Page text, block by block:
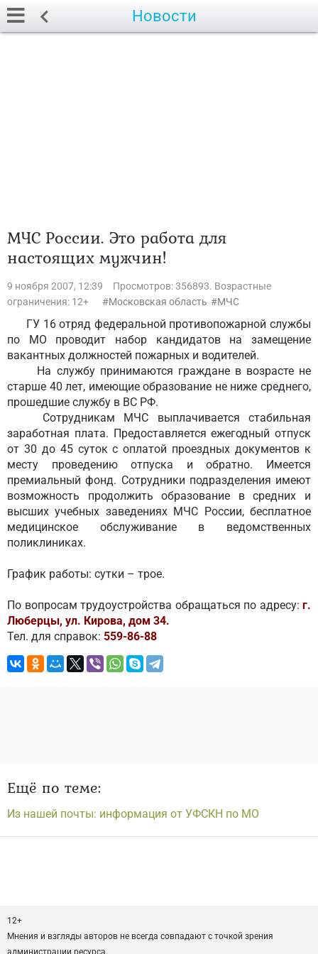
Новости
МЧС России. Это работа для
настоящих мужчин!
9 ноября 2007, 12:39
Просмотров: 356893. Возрастные
ограничения: 12+
Московская область МЧС
ГУ 16 отряд федеральной противопожарной службы
по МО проводит набор кандидатов на замещение
вакантных должностей пожарных и водителей.
На службу принимаются граждане в возрасте не
старше 40 лет, имеющие образование не ниже среднего,
прошедшие службу в ВС РФ.
Сотрудникам МЧС выплачивается стабильная
заработная плата. Предоставляется ежегодный отпуск
от 30 до 45 суток с оплатой проездных документов к
месту проведению отпуска и обратно. Имеется
премиальный фонд. Сотрудники подразделения имеют
возможность продолжить образование в средних и
высших учебных заведениях МЧС России, бесплатное
медицинское обслуживание в ведомственных
поликлиниках.
График работы: сутки – трое.
По вопросам трудоустройства обращаться по адресу: г.
Люберцы, ул. Кирова, дом 34.
Тел. для справок: 559-86-88
Ещё по теме:
Из нашей почты: информация от УФСКН по МО
12+
Мнения и взгляды авторов не всегда совпадают с точкой зрения
администрации ресурса.